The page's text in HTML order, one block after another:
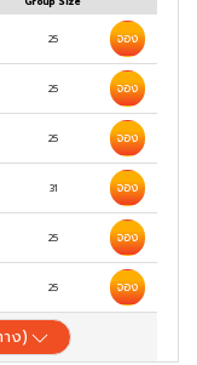
25 จอง
25 จอง
25 จอง
31 จอง
25 จอง
25 จอง
ง)